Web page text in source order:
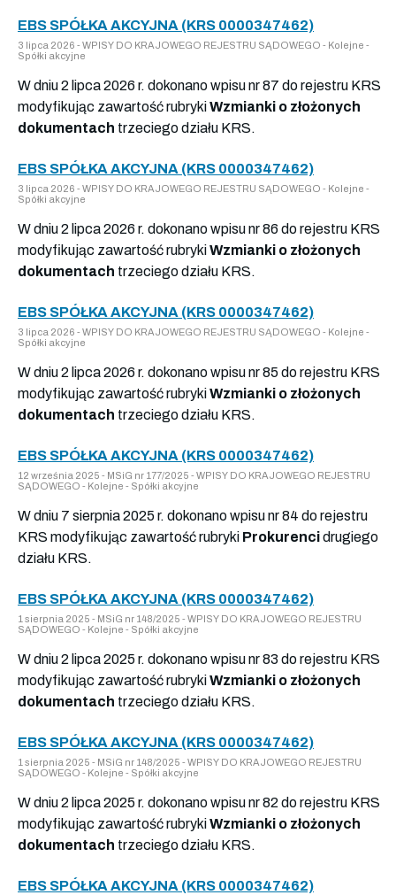
EBS SPÓŁKA AKCYJNA (KRS 0000347462)
3 lipca 2026 - WPISY DO KRAJOWEGO REJESTRU SĄDOWEGO - Kolejne -
Spółki akcyjne
W dniu 2 lipca 2026 r. dokonano wpisu nr 87 do rejestru KRS
modyfikując zawartość rubrykiWzmianki o złożonych
dokumentach trzeciego działu KRS.
EBS SPÓŁKA AKCYJNA (KRS 0000347462)
3 lipca 2026 - WPISY DO KRAJOWEGO REJESTRU SĄDOWEGO - Kolejne -
Spółki akcyjne
W dniu 2 lipca 2026 r. dokonano wpisu nr 86 do rejestru KRS
modyfikując zawartość rubrykiWzmianki o złożonych
dokumentach trzeciego działu KRS.
EBS SPÓŁKA AKCYJNA (KRS 0000347462)
3 lipca 2026 - WPISY DO KRAJOWEGO REJESTRU SĄDOWEGO - Kolejne -
Spółki akcyjne
W dniu 2 lipca 2026 r. dokonano wpisu nr 85 do rejestru KRS
modyfikując zawartość rubrykiWzmianki o złożonych
dokumentach trzeciego działu KRS.
EBS SPÓŁKA AKCYJNA (KRS 0000347462)
12 września 2025 - MSiG nr 177/2025 - WPISY DO KRAJOWEGO REJESTRU
SĄDOWEGO - Kolejne - Spółki akcyjne
W dniu 7 sierpnia 2025 r. dokonano wpisu nr 84 do rejestru
KRS modyfikując zawartość rubryki Prokurencidrugiego
działu KRS.
EBS SPÓŁKA AKCYJNA (KRS 0000347462)
1 sierpnia 2025 - MSiG nr 148/2025 - WPISY DO KRAJOWEGO REJESTRU
SĄDOWEGO - Kolejne - Spółki akcyjne
W dniu 2 lipca 2025 r. dokonano wpisu nr 83 do rejestru KRS
modyfikując zawartość rubrykiWzmianki o złożonych
dokumentach trzeciego działu KRS.
EBS SPÓŁKA AKCYJNA (KRS 0000347462)
1 sierpnia 2025 - MSiG nr 148/2025 - WPISY DO KRAJOWEGO REJESTRU
SĄDOWEGO - Kolejne - Spółki akcyjne
W dniu 2 lipca 2025 r. dokonano wpisu nr 82 do rejestru KRS
modyfikując zawartość rubrykiWzmianki o złożonych
dokumentach trzeciego działu KRS.
EBS SPÓŁKA AKCYJNA (KRS 0000347462)